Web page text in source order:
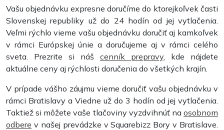
Hrebeňová väzba plastová
Vašu objednávku expresne doručíme do ktorejkoľvek časti
Slovenskej republiky už do 24 hodín od jej vytlačenia.
Veľmi rýchlo vieme vašu objednávku doručiť aj kamkoľvek
v rámci Európskej únie a doručujeme aj v rámci celého
sveta. Prezrite si náš cenník prepravy , kde nájdete
aktuálne ceny aj rýchlosti doručenia do všetkých krajín.
V prípade vášho záujmu vieme doručiť vašu objednávku v
rámci Bratislavy a Viedne už do 3 hodín od jej vytlačenia.
Taktiež si môžete vaše tlačoviny vyzdvihnúť na osobnom
odbere v našej prevádzke v Squarebizz Bory v Bratislave.